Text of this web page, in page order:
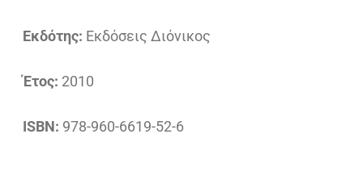
Εκδότης: Εκδόσεις Διόνικος
Έτος: 2010
ISBN: 978-960-6619-52-6